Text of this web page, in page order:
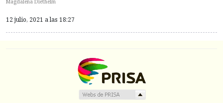
Magdalena Diethelm
12 julio, 2021 a las 18:27